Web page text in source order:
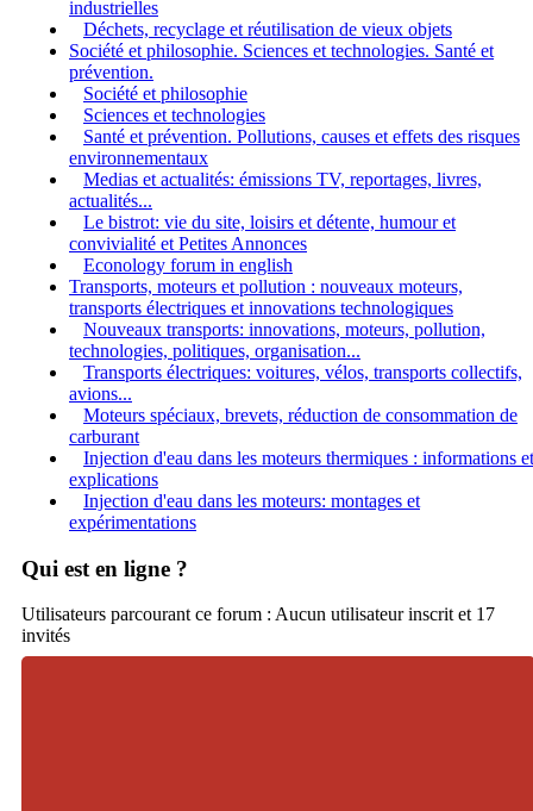
industrielles
Déchets, recyclage et réutilisation de vieux objets
Société et philosophie. Sciences et technologies. Santé et
prévention.
Société et philosophie
Sciences et technologies
Santé et prévention. Pollutions, causes et effets des risques
environnementaux
Medias et actualités: émissions TV, reportages, livres,
actualités...
Le bistrot: vie du site, loisirs et détente, humour et
convivialité et Petites Annonces
Econology forum in english
Transports, moteurs et pollution : nouveaux moteurs,
transports électriques et innovations technologiques
Nouveaux transports: innovations, moteurs, pollution,
technologies, politiques, organisation...
Transports électriques: voitures, vélos, transports collectifs,
avions...
Moteurs spéciaux, brevets, réduction de consommation de
carburant
Injection d'eau dans les moteurs thermiques : informations et
explications
Injection d'eau dans les moteurs: montages et
expérimentations
Qui est en ligne ?
Utilisateurs parcourant ce forum : Aucun utilisateur inscrit et 17
invités